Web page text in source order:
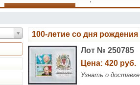
100-летие со дня
Лот № 250785
Цена: 420 руб.
Узнать о